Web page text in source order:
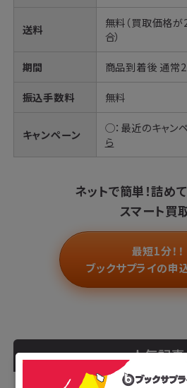
送料
無料（買取価格
合）
期間 商品到着後 通常
振込手数料 無料
キャンペーン ◯：最近のキャン
ら
ネットで簡単！詰め
スマート買
最短1分！！
ブックサプライの申
人気記事